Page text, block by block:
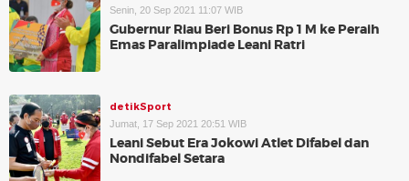
Senin, 20 Sep 2021 11:07 WIB
Gubernur Riau Beri Bonus Rp 1 M ke Peraih
Emas Paralimpiade Leani Ratri
detikSport
Jumat, 17 Sep 2021 20:51 WIB
Leani Sebut Era Jokowi Atlet Difabel dan
Nondifabel Setara